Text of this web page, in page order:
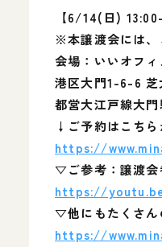
【6/14(日)
※本譲渡会には、
会場：いいオフ
港区大門1-6-6 芝
都営大江戸線大
↓ご予約はこちら
https://
▽ご参考：譲渡会
https://
▽他にもたくさん
https://